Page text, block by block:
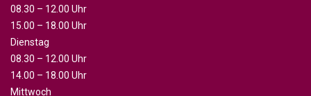
08.30 – 12.00 Uhr
15.00 – 18.00 Uhr
Dienstag
08.30 – 12.00 Uhr
14.00 – 18.00 Uhr
Mittwoch